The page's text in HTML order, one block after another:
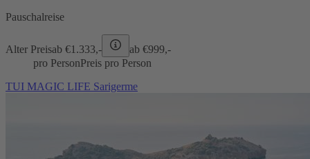
Pauschalreise
Alter Preisab €1.333,- ab €999,-
pro PersonPreis pro Person
TUI MAGIC LIFE Sarigerme